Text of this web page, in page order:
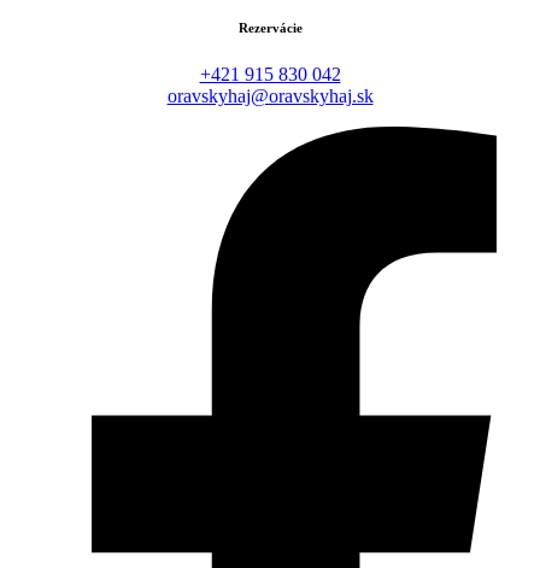
Rezervácie
+421 915 830 042
oravskyhaj@oravskyhaj.sk